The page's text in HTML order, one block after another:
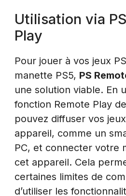
Utilisation via
Play
Pour jouer à vos jeux
manette PS5, PS
une solution viable. En
fonction Remote Play
pouvez diffuser vos
appareil, comme un
PC, et connecter votre
cet appareil. Cela
certaines limites de
d’utiliser les